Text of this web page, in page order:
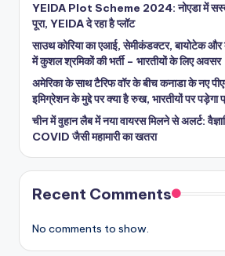
YEIDA Plot Scheme 2024: नोएडा में सस्ता
पूरा, YEIDA दे रहा है प्लॉट
साउथ कोरिया का एआई, सेमीकंडक्टर, बायोटेक और
में कुशल श्रमिकों की भर्ती – भारतीयों के लिए अवसर
अमेरिका के साथ टैरिफ वॉर के बीच कनाडा के नए पीएम
इमिग्रेशन के मुद्दे पर क्या है रुख, भारतीयों पर पड़ेगा
चीन में वुहान लैब में नया वायरस मिलने से अलर्ट:
COVID जैसी महामारी का खतरा
Recent Comments
No comments to show.